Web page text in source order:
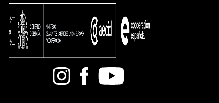
BandcampInstagramFacebook
Youtube